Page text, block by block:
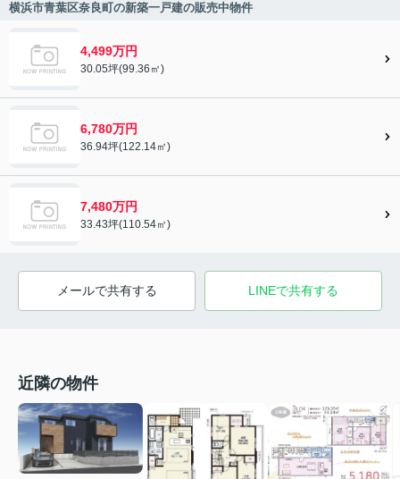
横浜市青葉区奈良町の新築一戸建の販売中物件
4,499万円
30.05坪(99.36㎡)
6,780万円
36.94坪(122.14㎡)
7,480万円
33.43坪(110.54㎡)
メールで共有する LINEで共有する
近隣の物件